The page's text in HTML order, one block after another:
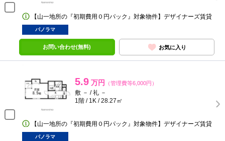
【山一地所の『初期費用０円パック』対象物件】デザイナーズ賃貸
パノラマ
お問い合わせ(無料) お気に入り
5.9 万円 （管理費等6,000円）
敷 － / 礼 －
1階 / 1K / 28.27㎡
【山一地所の『初期費用０円パック』対象物件】デザイナーズ賃貸
パノラマ